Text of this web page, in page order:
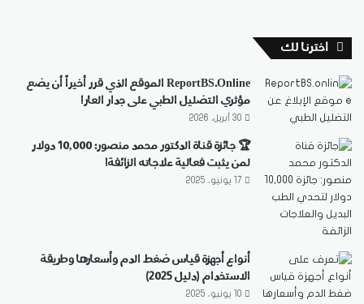
اخترنا لك
ReportBS.Online الموقع الذي قرر أخيراً أن يضع
مؤثري التضليل الطبي على جدار العار!
30 أبريل، 2026
🏆 جائزة قناة الدكتور محمد منصور: 10,000 دولار
لمن يثبت فعالية علاجاته الزائفة!
17 يونيو، 2025
أنواع أجهزة قياس ضغط الدم وأسعارها وطريقة
الاستخدام (دليل 2025)
10 يونيو، 2025